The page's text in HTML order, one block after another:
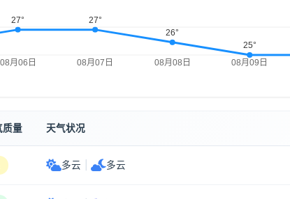
质量 天气状况
多云 多云